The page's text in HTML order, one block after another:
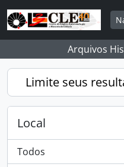
Skip to main content
Arquivos
Limite seus
Local
Todos